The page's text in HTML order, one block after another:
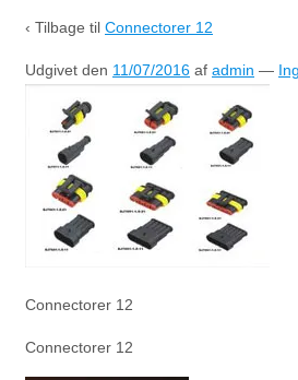
‹ Tilbage til Connectorer 12
Udgivet den 11/07/2016 af admin —
Connectorer 12
Connectorer 12